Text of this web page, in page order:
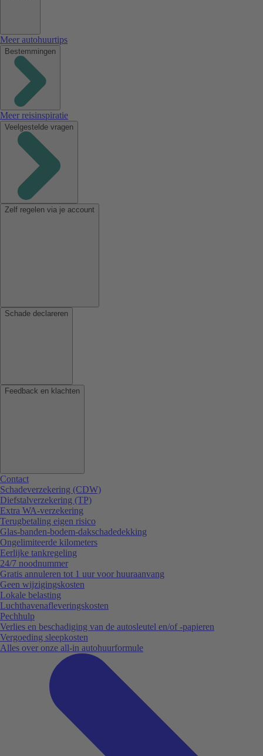
Meer autohuurtips
Bestemmingen
Meer reisinspiratie
Veelgestelde vragen
Zelf regelen via je account
Schade declareren
Feedback en klachten
Contact
Schadeverzekering (CDW)
Diefstalverzekering (TP)
Extra WA-verzekering
Terugbetaling eigen risico
Glas-banden-bodem-dakschadedekking
Ongelimiteerde kilometers
Eerlijke tankregeling
24/7 noodnummer
Gratis annuleren tot 1 uur voor huuraanvang
Geen wijzigingskosten
Lokale belasting
Luchthavenafleveringskosten
Pechhulp
Verlies en beschadiging van de autosleutel en/of -papieren
Vergoeding sleepkosten
Alles over onze all-in autohuurformule